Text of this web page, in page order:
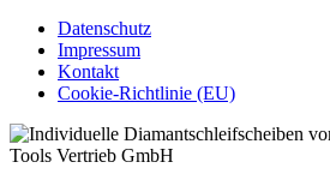
Datenschutz
Impressum
Kontakt
Cookie-Richtlinie (EU)